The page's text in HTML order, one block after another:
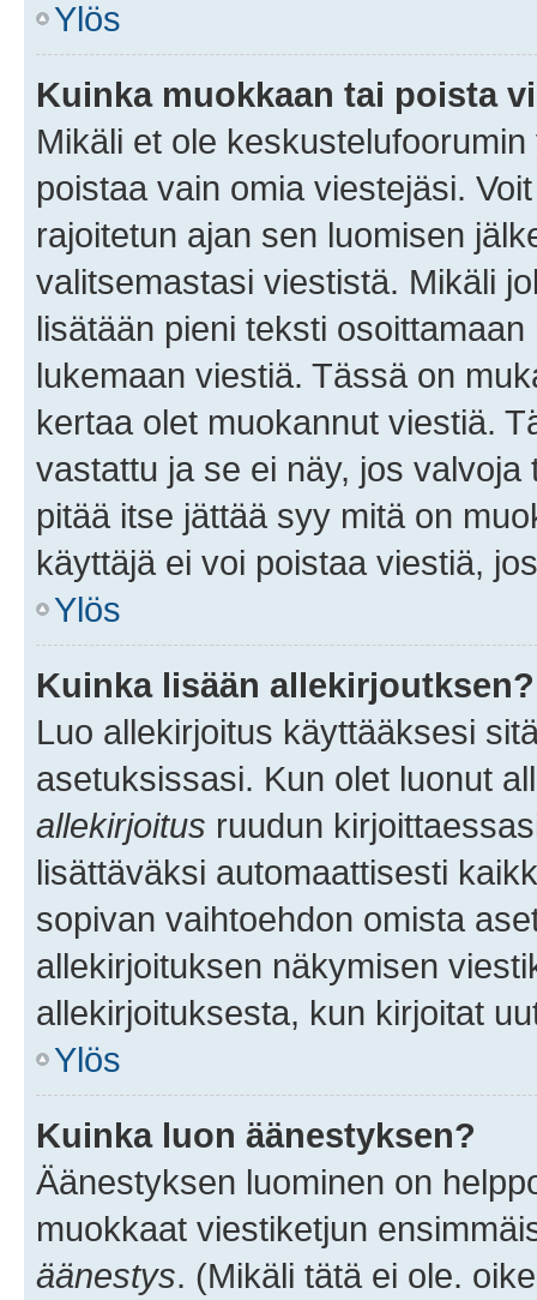
Ylös
Kuinka muokkaan tai poista
Mikäli et ole
poistaa vain omia viestejäsi.
rajoitetun ajan sen luomisen
valitsemastasi viestistä. Mikäli
lisätään pieni teksti
lukemaan viestiä. Tässä on
kertaa olet muokannut viestiä.
vastattu ja se ei näy, jos
pitää itse jättää syy mitä on
käyttäjä ei voi poistaa viestiä,
Ylös
Kuinka lisään allekirjoutksen?
Luo allekirjoitus käyttääksesi
asetuksissasi. Kun olet luonut
allekirjoitus ruudun
lisättäväksi automaattisesti
sopivan vaihtoehdon omista
allekirjoituksen näkymisen
allekirjoituksesta, kun kirjoitat
Ylös
Kuinka luon äänestyksen?
Äänestyksen luominen on
muokkaat viestiketjun
äänestys. (Mikäli tätä ei ole.